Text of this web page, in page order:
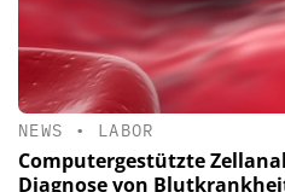
NEWS • LABOR
Computergestützte
Diagnose von